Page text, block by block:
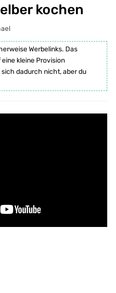
kochen
Werbelinks. Das
kleine Provision
dadurch nicht, aber du